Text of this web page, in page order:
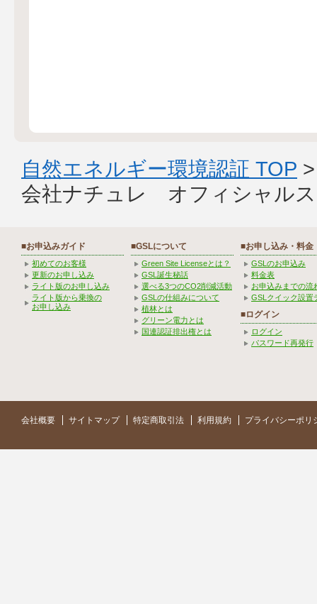
自然エネルギー環境認証 TOP
会社ナチュレ オフィシャル
■お申込みガイド
初めてのお客様
更新のお申し込み
ライト版のお申し込み
ライト版から乗換の
お申し込み
■GSLについて
Green Site Licenseとは？
GSL誕生秘話
選べる3つのCO2削減活動
GSLの仕組みについて
植林とは
グリーン電力とは
国連認証排出権とは
■お申し込み・料金
GSLのお申込み
料金表
お申込みまでの流
GSLクイック設置
■ログイン
ログイン
パスワード再発行
会社概要 サイトマップ 特定商取引法 利用規約 プライバシーポリ